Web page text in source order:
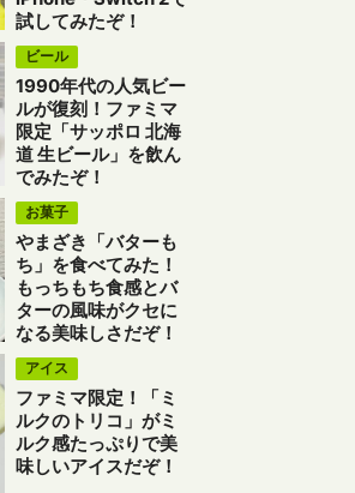
試してみたぞ！
ビール
1990年代の人気ビー
ルが復刻！ファミマ
限定「サッポロ 北海
道 生ビール」を飲ん
でみたぞ！
お菓子
やまざき「バターも
ち」を食べてみた！
もっちもち食感とバ
ターの風味がクセに
なる美味しさだぞ！
アイス
ファミマ限定！「ミ
ルクのトリコ」がミ
ルク感たっぷりで美
味しいアイスだぞ！